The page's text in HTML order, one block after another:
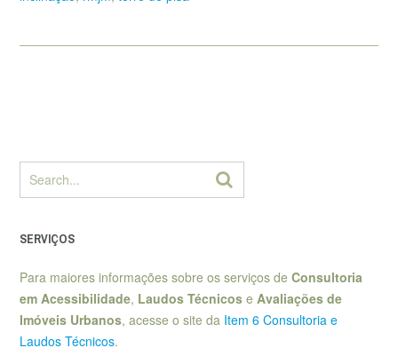
SERVIÇOS
Para maiores informações sobre os serviços de Consultoria
em Acessibilidade, Laudos Técnicos e Avaliações de
Imóveis Urbanos, acesse o site da Item 6 Consultoria e
Laudos Técnicos.